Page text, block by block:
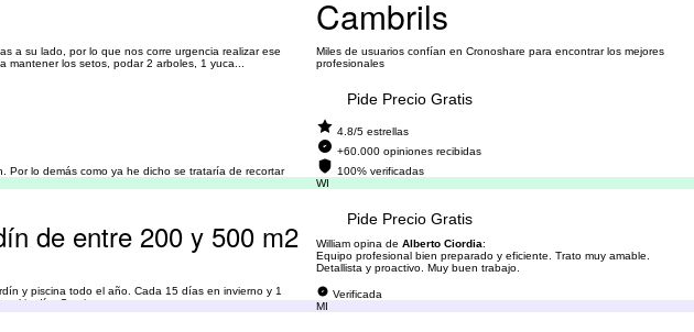
a su lado, por lo que nos corre urgencia realizar ese
los setos, podar 2 arboles, 1 yuca...
Por lo demás como ya he dicho se trataría de recortar
Pide Precio Gratis
de entre 200 y 500 m2
y piscina todo el año. Cada 15 días en invierno y 1
al jardín. Gracias.
Pide Precio Gratis
Cambrils
Miles de usuarios confían en Cronoshare para encontrar los mejores
profesionales
4.8/5 estrellas
+60.000 opiniones recibidas
100% verificadas
WI
William opina de Alberto Ciordia:
Equipo profesional bien preparado y eficiente. Trato muy amable.
Detallista y proactivo. Muy buen trabajo.
Verificada
MI